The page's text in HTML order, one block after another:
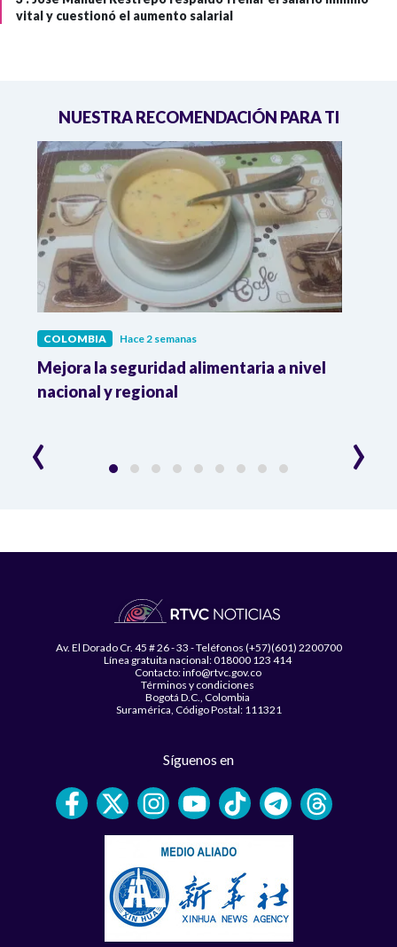
vital y cuestionó el aumento salarial
NUESTRA RECOMENDACIÓN PARA TI
COLOMBIA Hace 2 semanas
Mejora la seguridad alimentaria a nivel
nacional y regional
‹ ›
Av. El Dorado Cr. 45 # 26 - 33 - Teléfonos (+57)(601) 2200700
Línea gratuita nacional: 018000 123 414
Contacto: info@rtvc.gov.co
Términos y condiciones
Bogotá D.C., Colombia
Suramérica, Código Postal: 111321
Síguenos en